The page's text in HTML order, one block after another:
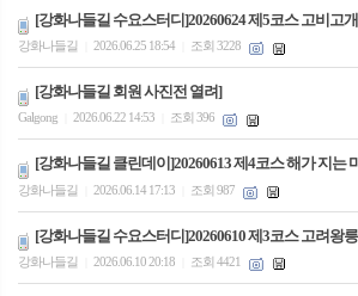
[강화나들길 수요스터디]20260624 제5코스 고비고
강화나들길 2026.06.25 18:54 조회 3228
[강화나들길 회원 사진전 열려]
Galgong 2026.06.22 14:53 조회 396
[강화나들길 클린데이]20260613 제4코스 해가 지는
강화나들길 2026.06.14 17:13 조회 987
[강화나들길 수요스터디]20260610 제3코스 고려왕
강화나들길 2026.06.10 20:18 조회 4421